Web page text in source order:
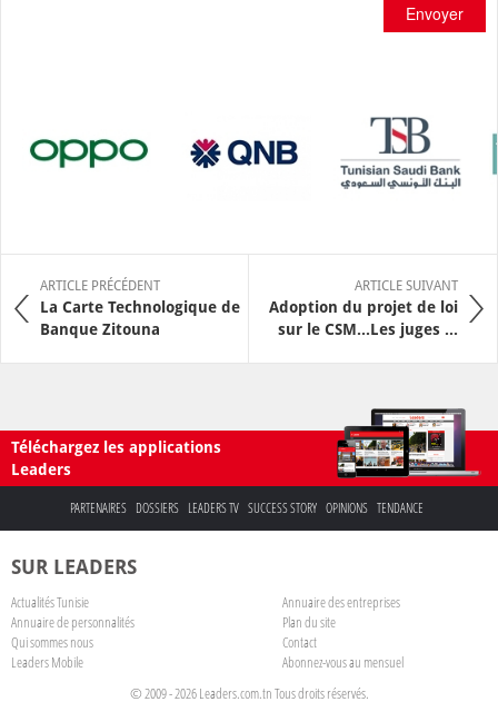
Envoyer
ARTICLE PRÉCÉDENT
La Carte Technologique de
Banque Zitouna
ARTICLE SUIVANT
Adoption du projet de loi
sur le CSM...Les juges ...
Téléchargez les applications
Leaders
PARTENAIRES DOSSIERS LEADERS TV SUCCESS STORY OPINIONS TENDANCE
SUR LEADERS
Actualités Tunisie
Annuaire des entreprises
Annuaire de personnalités
Plan du site
Qui sommes nous
Contact
Leaders Mobile
Abonnez-vous au mensuel
© 2009 - 2026 Leaders.com.tn Tous droits réservés.